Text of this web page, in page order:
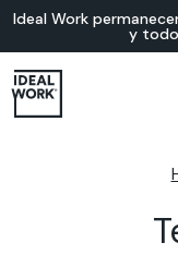
Ideal Work
y